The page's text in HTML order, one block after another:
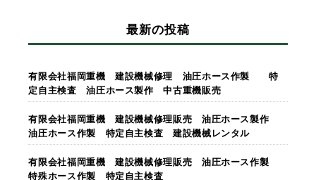
最新の投稿
有限会社福岡重機 建設機械修理 油圧ホース作製 特
定自主検査 油圧ホース製作 中古重機販売
有限会社福岡重機 建設機械修理販売 油圧ホース製作
油圧ホース作製 特定自主検査 建設機械レンタル
有限会社福岡重機 建設機械修理販売 油圧ホース作製
特殊ホース作製 特定自主検査